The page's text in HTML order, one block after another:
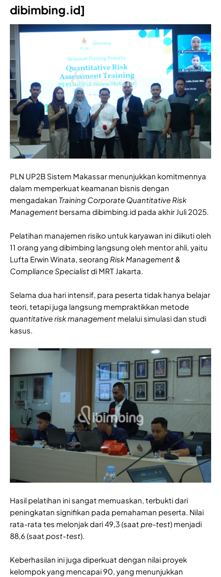
dibimbing.id]
PLN UP2B Sistem Makassar menunjukkan komitmennya
dalam memperkuat keamanan bisnis dengan
mengadakan Training Corporate Quantitative Risk
Management bersama dibimbing.id pada akhir Juli 2025.
Pelatihan manajemen risiko untuk karyawan ini diikuti oleh
11 orang yang dibimbing langsung oleh mentor ahli, yaitu
Lufta Erwin Winata, seorang Risk Management &
Compliance Specialistdi MRT Jakarta.
Selama dua hari intensif, para peserta tidak hanya belajar
teori, tetapi juga langsung mempraktikkan metode
quantitative risk management melalui simulasi dan studi
kasus.
Hasil pelatihan ini sangat memuaskan, terbukti dari
peningkatan signifikan pada pemahaman peserta. Nilai
rata-rata tes melonjak dari 49,3 (saat pre-test) menjadi
88,6 (saat post-test).
Keberhasilan ini juga diperkuat dengan nilai proyek
kelompok yang mencapai 90, yang menunjukkan